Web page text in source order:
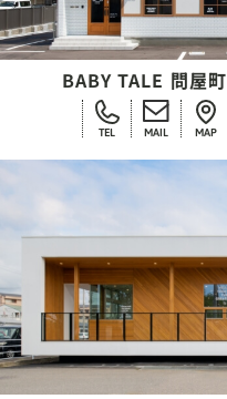
BABY TALE 問屋町
TEL MAIL MAP